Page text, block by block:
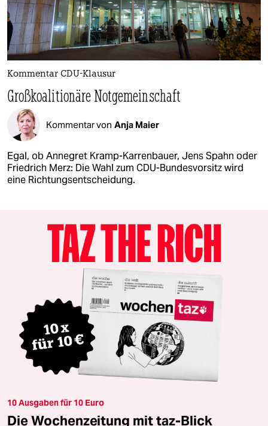
Kommentar CDU-Klausur
Großkoalitionäre Notgemeinschaft
Kommentar von Anja Maier
Egal, ob Annegret Kramp-Karrenbauer, Jens Spahn oder
Friedrich Merz: Die Wahl zum CDU-Bundesvorsitz wird
eine Richtungsentscheidung.
10 Ausgaben für 10 Euro
Die Wochenzeitung mit taz-Blick